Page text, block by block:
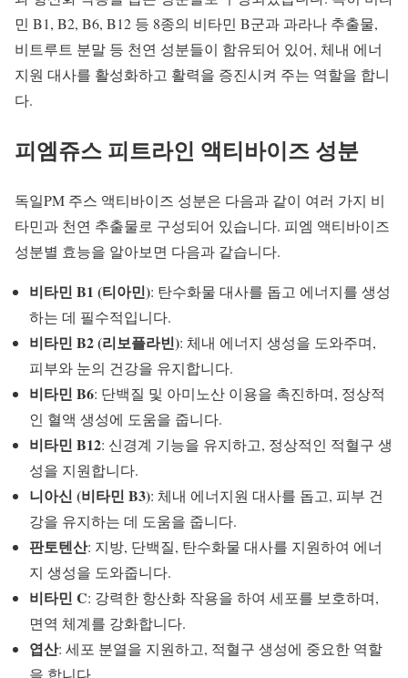
민 B1, B2, B6, B12 등 8종의 비타민 B군과 과라나 추출물,
비트루트 분말 등 천연 성분들이 함유되어 있어, 체내 에너
지원 대사를 활성화하고 활력을 증진시켜 주는 역할을 합니
다.
피엠쥬스 피트라인 액티바이즈 성분
독일PM 주스 액티바이즈 성분은 다음과 같이 여러 가지 비
타민과 천연 추출물로 구성되어 있습니다. 피엠 액티바이즈
성분별 효능을 알아보면 다음과 같습니다.
비타민 B1 (티아민): 탄수화물 대사를 돕고 에너지를 생성
하는 데 필수적입니다.
비타민 B2 (리보플라빈): 체내 에너지 생성을 도와주며,
피부와 눈의 건강을 유지합니다.
비타민 B6: 단백질 및 아미노산 이용을 촉진하며, 정상적
인 혈액 생성에 도움을 줍니다.
비타민 B12: 신경계 기능을 유지하고, 정상적인 적혈구 생
성을 지원합니다.
니아신 (비타민 B3): 체내 에너지원 대사를 돕고, 피부 건
강을 유지하는 데 도움을 줍니다.
판토텐산: 지방, 단백질, 탄수화물 대사를 지원하여 에너
지 생성을 도와줍니다.
비타민 C: 강력한 항산화 작용을 하여 세포를 보호하며,
면역 체계를 강화합니다.
엽산: 세포 분열을 지원하고, 적혈구 생성에 중요한 역할
을 합니다.